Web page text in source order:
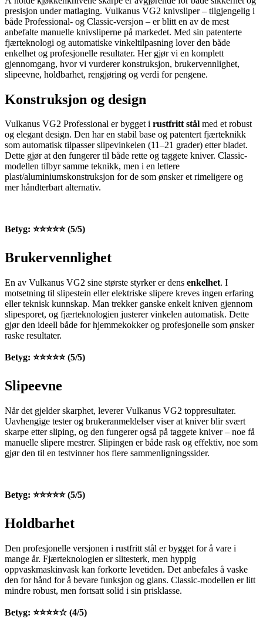
presisjon under matlaging. Vulkanus VG2 knivsliper – tilgjengelig i
både Professional- og Classic-versjon – er blitt en av de mest
anbefalte manuelle knivsliperne på markedet. Med sin patenterte
fjærteknologi og automatiske vinkeltilpasning lover den både
enkelhet og profesjonelle resultater. Her gjør vi en komplett
gjennomgang, hvor vi vurderer konstruksjon, brukervennlighet,
slipeevne, holdbarhet, rengjøring og verdi for pengene.
Konstruksjon og design
Vulkanus VG2 Professional er bygget i rustfritt stål med et robust
og elegant design. Den har en stabil base og patentert fjærteknikk
som automatisk tilpasser slipevinkelen (11–21 grader) etter bladet.
Dette gjør at den fungerer til både rette og taggete kniver. Classic-
modellen tilbyr samme teknikk, men i en lettere
plast/aluminiumskonstruksjon for de som ønsker et rimeligere og
mer håndterbart alternativ.
Betyg: ⭐⭐⭐⭐⭐ (5/5)
Brukervennlighet
En av Vulkanus VG2 sine største styrker er dens enkelhet. I
motsetning til slipestein eller elektriske slipere kreves ingen erfaring
eller teknisk kunnskap. Man trekker ganske enkelt kniven gjennom
slipesporet, og fjærteknologien justerer vinkelen automatisk. Dette
gjør den ideell både for hjemmekokker og profesjonelle som ønsker
raske resultater.
Betyg: ⭐⭐⭐⭐⭐ (5/5)
Slipeevne
Når det gjelder skarphet, leverer Vulkanus VG2 toppresultater.
Uavhengige tester og brukeranmeldelser viser at kniver blir svært
skarpe etter sliping, og den fungerer også på taggete kniver – noe få
manuelle slipere mestrer. Slipingen er både rask og effektiv, noe som
gjør den til en testvinner hos flere sammenligningssider.
Betyg: ⭐⭐⭐⭐⭐ (5/5)
Holdbarhet
Den profesjonelle versjonen i rustfritt stål er bygget for å vare i
mange år. Fjærteknologien er slitesterk, men hyppig
oppvaskmaskinvask kan forkorte levetiden. Det anbefales å vaske
den for hånd for å bevare funksjon og glans. Classic-modellen er litt
mindre robust, men fortsatt solid i sin prisklasse.
Betyg: ⭐⭐⭐⭐☆ (4/5)